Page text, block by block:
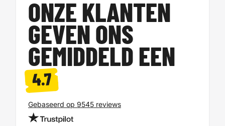
ONZE KLANTEN
GEVEN ONS
GEMIDDELD EEN
4.7
Gebaseerd op 9545 reviews